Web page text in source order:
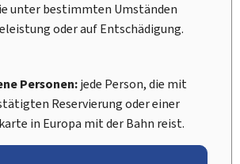
unter bestimmten Umständen
oder auf Entschädigung.
Personen:jede Person, die mit
Reservierung oder einer
in Europa mit der Bahn reist.